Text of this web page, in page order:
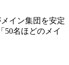
イン集団を安定
50名ほどのメイ